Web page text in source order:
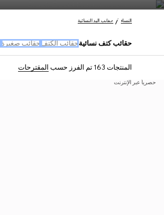
اتصل بنا النساء حقائب اليد النسائية
حقائب كتف نسائية حقائب الكتف حقائب صغيرة
المنتجات 163 تم الفرز حسب المقترحات
حصرياً عبر الإنترنت